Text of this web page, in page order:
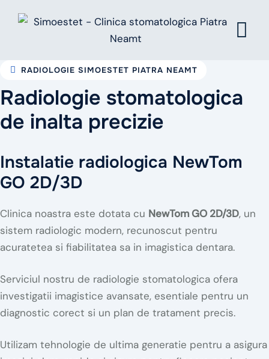
RADIOLOGIE SIMOESTET PIATRA NEAMT
Radiologie stomatologica
de inalta precizie
Instalatie radiologica NewTom
GO 2D/3D
Clinica noastra este dotata cu NewTom GO 2D/3D, un
sistem radiologic modern, recunoscut pentru
acuratetea si fiabilitatea sa in imagistica dentara.
Serviciul nostru de radiologie stomatologica ofera
investigatii imagistice avansate, esentiale pentru un
diagnostic corect si un plan de tratament precis.
Utilizam tehnologie de ultima generatie pentru a asigura